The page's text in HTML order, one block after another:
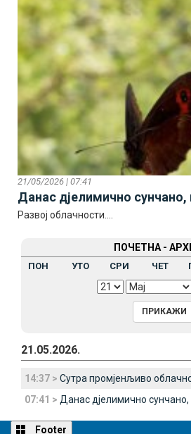
21/05/2026 | 07:41
Данас дјелимично сунчано,
Развој облачности....
ПОЧЕТНА -
ПОН УТО СРИ ЧЕТ
21.05.2026.
14:37 > Сутра промјенљиво
07:41 > Данас дјелимично сунчано,
Footer